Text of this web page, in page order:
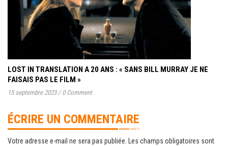
LOST IN TRANSLATION A 20 ANS : « SANS BILL MURRAY JE NE
FAISAIS PAS LE FILM »
15 septembre 2023 / 0 Comment
ÉCRIRE UN COMMENTAIRE
Votre adresse e-mail ne sera pas publiée.
Les champs obligatoires sont